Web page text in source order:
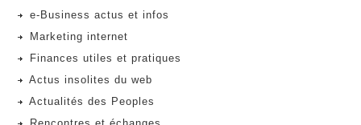
e-Business actus et infos
Marketing internet
Finances utiles et pratiques
Actus insolites du web
Actualités des Peoples